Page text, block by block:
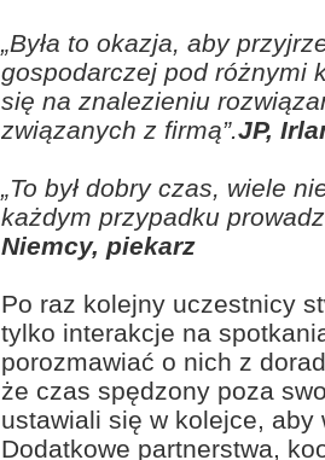
„Była to okazja, aby
gospodarczej pod różnymi
się na znalezieniu
związanych z firmą”.JP,
„To był dobry czas, wiele
każdym przypadku
Niemcy, piekarz
Po raz kolejny uczestnicy
tylko interakcje na
porozmawiać o nich z
że czas spędzony poza
ustawiali się w kolejce, aby
Dodatkowe partnerstwa,